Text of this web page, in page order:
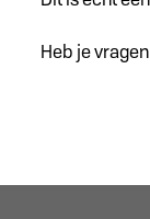
Heb je